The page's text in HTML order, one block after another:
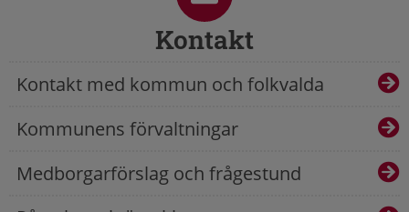
Kontakt
Kontakt med kommun och folkvalda
Kommunens förvaltningar
Medborgarförslag och frågestund